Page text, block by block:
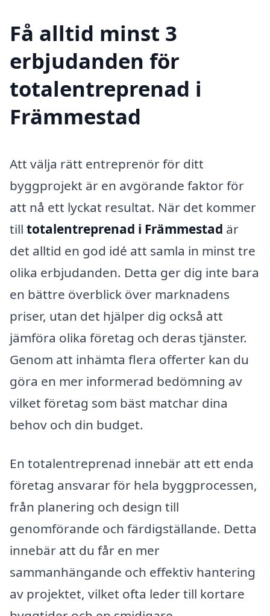
Få alltid minst 3
erbjudanden för
totalentreprenad i
Främmestad
Att välja rätt entreprenör för ditt
byggprojekt är en avgörande faktor för
att nå ett lyckat resultat. När det kommer
till totalentreprenad i Främmestad är
det alltid en god idé att samla in minst tre
olika erbjudanden. Detta ger dig inte bara
en bättre överblick över marknadens
priser, utan det hjälper dig också att
jämföra olika företag och deras tjänster.
Genom att inhämta flera offerter kan du
göra en mer informerad bedömning av
vilket företag som bäst matchar dina
behov och din budget.
En totalentreprenad innebär att ett enda
företag ansvarar för hela byggprocessen,
från planering och design till
genomförande och färdigställande. Detta
innebär att du får en mer
sammanhängande och effektiv hantering
av projektet, vilket ofta leder till kortare